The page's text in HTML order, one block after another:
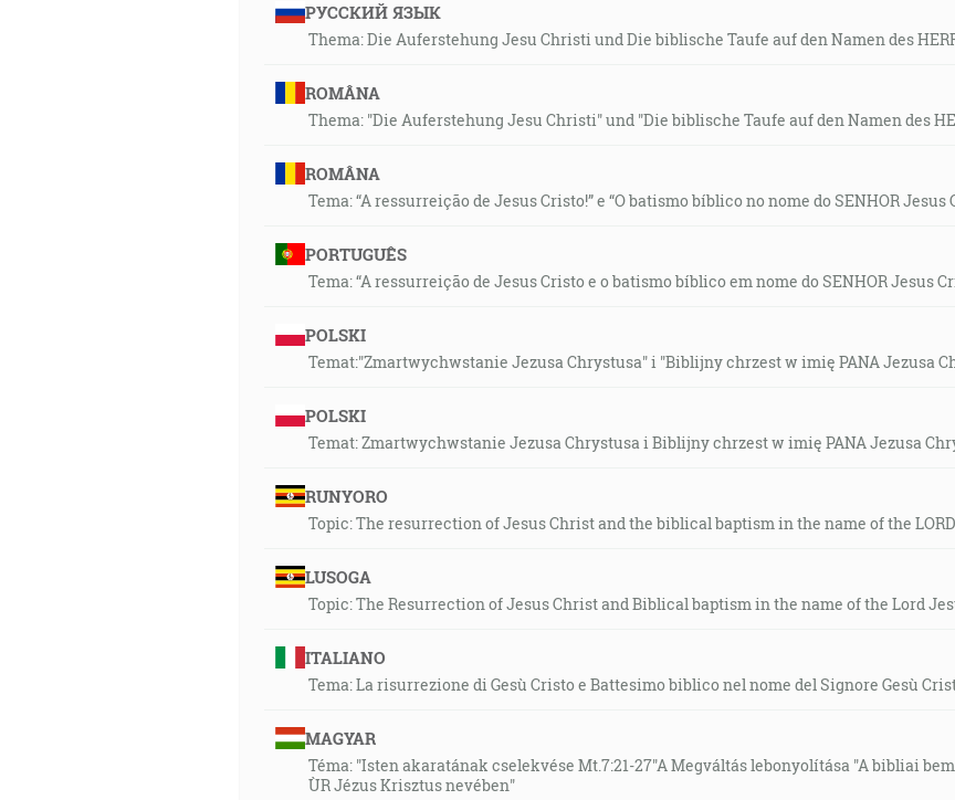
РУССКИЙ ЯЗЫК
Thema: Die Auferstehung Jesu Christi und Die biblische Taufe auf den Namen des
ROMÂNA
Thema: "Die Auferstehung Jesu Christi" und "Die biblische Taufe auf den Namen des
ROMÂNA
Tema: “A ressurreição de Jesus Cristo!” e “O batismo bíblico no nome do SENHOR Jesus
PORTUGUÊS
Tema: “A ressurreição de Jesus Cristo e o batismo bíblico em nome do SENHOR Jesus
POLSKI
Temat:"Zmartwychwstanie Jezusa Chrystusa" i "Biblijny chrzest w imię PANA Jezusa
POLSKI
Temat: Zmartwychwstanie Jezusa Chrystusa i Biblijny chrzest w imię PANA Jezusa
RUNYORO
Topic: The resurrection of Jesus Christ and the biblical baptism in the name of the
LUSOGA
Topic: The Resurrection of Jesus Christ and Biblical baptism in the name of the Lord
ITALIANO
Tema: La risurrezione di Gesù Cristo e Battesimo biblico nel nome del Signore Gesù
MAGYAR
Téma: "Isten akaratának cselekvése Mt.7:21-27"A Megváltás lebonyolítása "A bibliai
ÙR Jézus Krisztus nevében"